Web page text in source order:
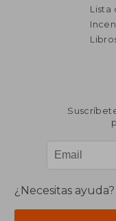
Lista
¿Necesitas ayuda?